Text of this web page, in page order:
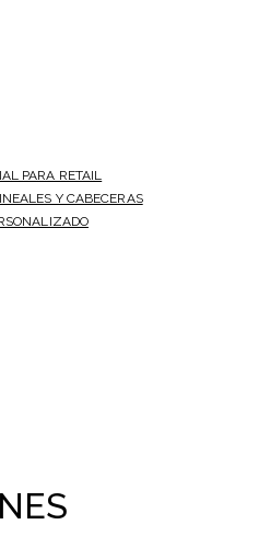
PARA RETAIL
Y CABECERAS